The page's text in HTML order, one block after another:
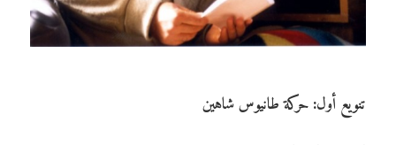
تنويع أول: حركة طانيوس شاهين